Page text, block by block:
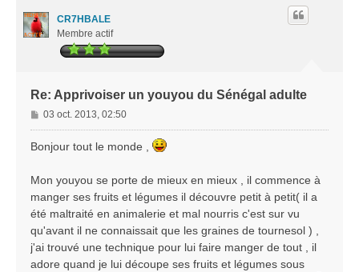
CR7HBALE
Membre actif
Re: Apprivoiser un youyou du Sénégal adulte
M
e
s
g
e
03 oct. 2013, 02:50
Bonjour tout le monde ,
Mon youyou se porte de mieux en mieux , il commence à
manger ses fruits et légumes il découvre petit à petit( il a
été maltraité en animalerie et mal nourris c'est sur vu
qu'avant il ne connaissait que les graines de tournesol ) ,
j'ai trouvé une technique pour lui faire manger de tout , il
adore quand je lui découpe ses fruits et légumes sous